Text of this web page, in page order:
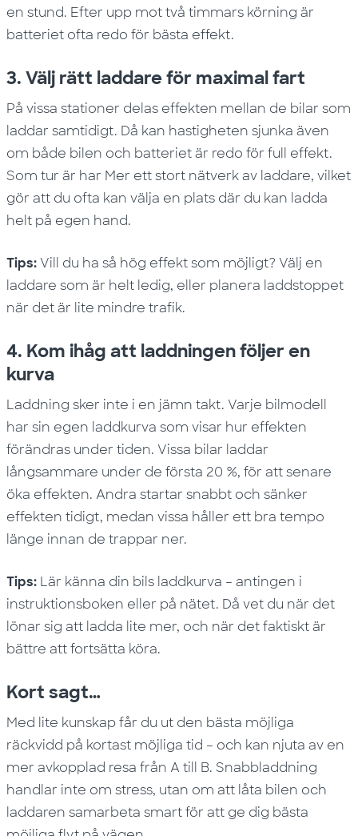
en stund. Efter upp mot två timmars körning är
batteriet ofta redo för bästa effekt.
3. Välj rätt laddare för maximal fart
På vissa stationer delas effekten mellan de bilar som
laddar samtidigt. Då kan hastigheten sjunka även
om både bilen och batteriet är redo för full effekt.
Som tur är har Mer ett stort nätverk av laddare, vilket
gör att du ofta kan välja en plats där du kan ladda
helt på egen hand.
Tips: Vill du ha så hög effekt som möjligt? Välj en
laddare som är helt ledig, eller planera laddstoppet
när det är lite mindre trafik.
4. Kom ihåg att laddningen följer en
kurva
Laddning sker inte i en jämn takt. Varje bilmodell
har sin egen laddkurva som visar hur effekten
förändras under tiden. Vissa bilar laddar
långsammare under de första 20 %, för att senare
öka effekten. Andra startar snabbt och sänker
effekten tidigt, medan vissa håller ett bra tempo
länge innan de trappar ner.
Tips: Lär känna din bils laddkurva – antingen i
instruktionsboken eller på nätet. Då vet du när det
lönar sig att ladda lite mer, och när det faktiskt är
bättre att fortsätta köra.
Kort sagt…
Med lite kunskap får du ut den bästa möjliga
räckvidd på kortast möjliga tid – och kan njuta av en
mer avkopplad resa från A till B. Snabbladdning
handlar inte om stress, utan om att låta bilen och
laddaren samarbeta smart för att ge dig bästa